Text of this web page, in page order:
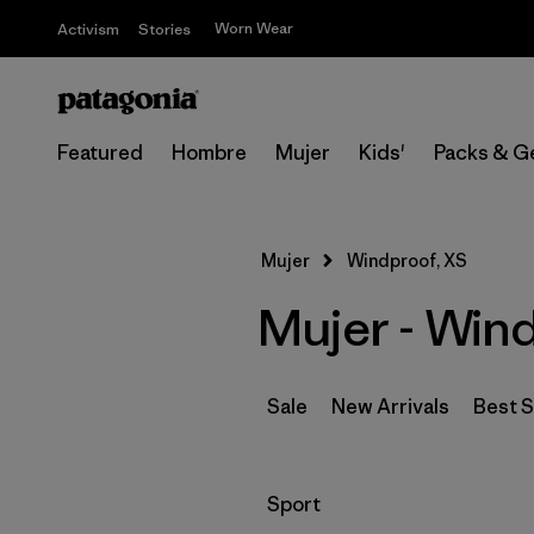
Activism Stories Worn Wear
Featured Hombre Mujer Kids' Packs &
Mujer Windproof, XS
Mujer -
Sale New Arrivals Best
Filtrar por
Sport